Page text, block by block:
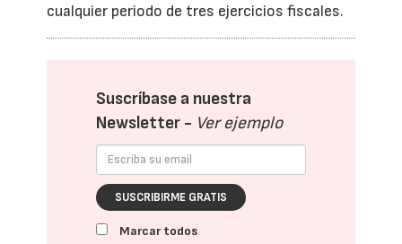
cualquier periodo de tres ejercicios fiscales.
Suscríbase a nuestra
Newsletter - Ver ejemplo
SUSCRIBIRME GRATIS
Marcar todos